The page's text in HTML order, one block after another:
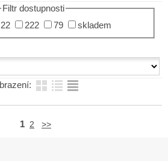
Filtr dostupnosti
22 222 79 skladem
1 2 >>